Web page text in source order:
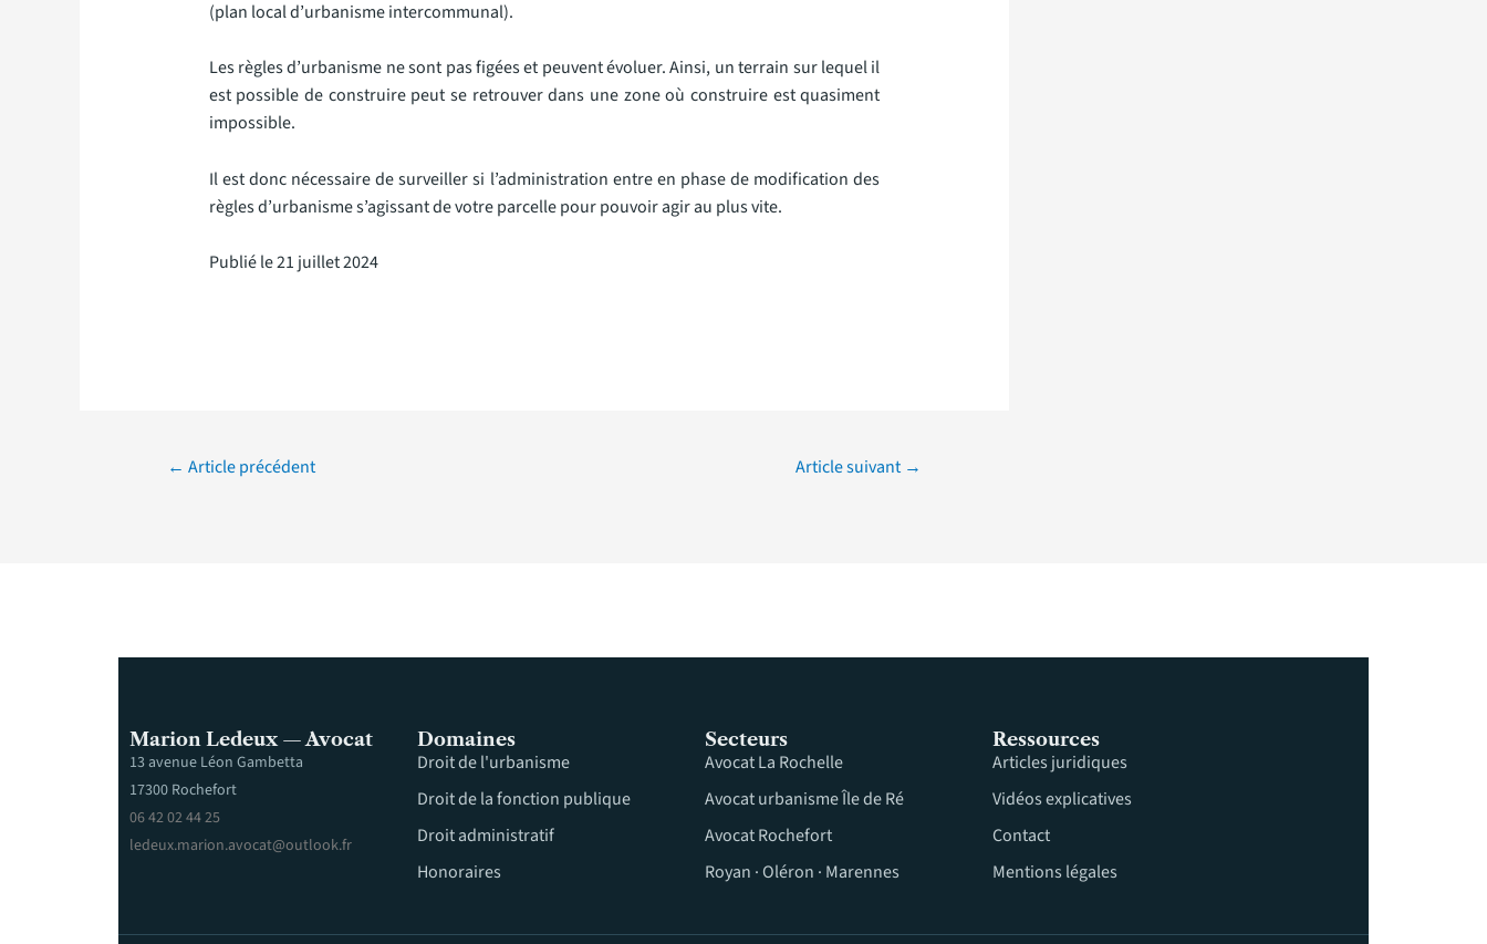
(plan local d’urbanisme intercommunal).
Les règles d’urbanisme ne sont pas figées et peuvent évoluer. Ainsi, un terrain sur lequel il
est possible de construire peut se retrouver dans une zone où construire est quasiment
impossible.
Il est donc nécessaire de surveiller si l’administration entre en phase de modification des
règles d’urbanisme s’agissant de votre parcelle pour pouvoir agir au plus vite.
Publié le 21 juillet 2024
← Article précédent Article suivant →
Marion Ledeux — Avocat
13 avenue Léon Gambetta
17300 Rochefort
06 42 02 44 25
ledeux.marion.avocat@outlook.fr
Domaines
Droit de l'urbanisme
Droit de la fonction publique
Droit administratif
Honoraires
Secteurs
Avocat La Rochelle
Avocat urbanisme Île de Ré
Avocat Rochefort
Royan · Oléron · Marennes
Ressources
Articles juridiques
Vidéos explicatives
Contact
Mentions légales